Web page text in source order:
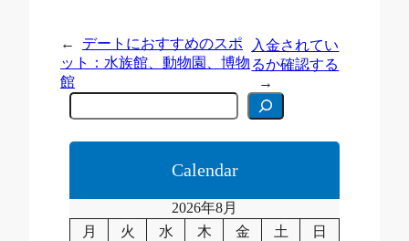
←
デートにおすすめのスポ
ット：水族館、動物園、博物
館
入金されてい
るか確認する
→
C
e
c
Calendar
2026年8月
月
火 水 木 金 土
日